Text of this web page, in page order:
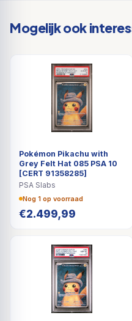
Mogelijk ook
Pokémon Pikachu with
Grey Felt Hat 085 PSA 10
[CERT 91358285]
PSA Slabs
Nog 1 op voorraad
€2.499,99